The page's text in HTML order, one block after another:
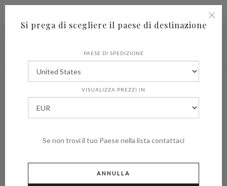
Si prega di scegliere il paese di destinazione
PAESE DI SPEDIZIONE
VISUALIZZA PREZZI IN
Se non trovi il tuo Paese nella lista contattaci
ANNULLA